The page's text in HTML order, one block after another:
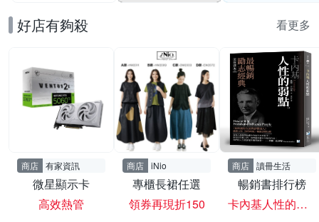
好店有夠殺 看更多
商店 有家資訊
微星顯示卡
高效熱管
商店 iNio
專櫃長裙任選
領券再現折150
商店 讀冊生活
暢銷書排行榜
卡內基人性的弱點